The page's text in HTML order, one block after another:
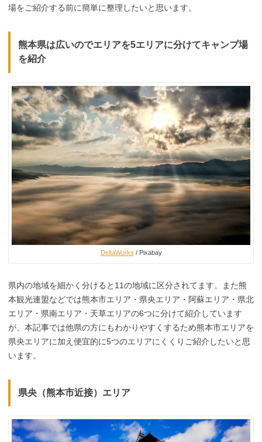
場をご紹介する前に簡単に整理したいと思います。
熊本県は広いのでエリアを5エリアに分けてキャンプ場
を紹介
DeltaWorks / Pixabay
県内の地域を細かく分けると11の地域に区分されてます。また熊
本観光連盟などでは熊本市エリア・県央エリア・阿蘇エリア・県北
エリア・県南エリア・天草エリアの6つに分けて紹介しています
が、本記事では他県の方にもわかりやすくするため熊本市エリアを
県央エリアに加え便宜的に5つのエリアにくくりご紹介したいと思
います。
県央（熊本市近接）エリア